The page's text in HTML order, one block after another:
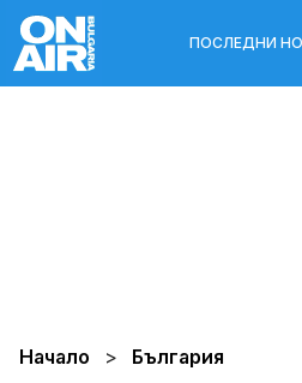
ПОСЛЕДНИ
Начало България